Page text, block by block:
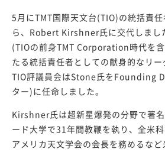
5月にTMT国際天文台(TIO)の統括責
ら、Robert Kirshner氏に交代しまし
(TIOの前身TMT Corporation時代を
たる統括責任者としての献身的なリー
TIO評議員会はStone氏をFounding
ター)に任命しました。
Kirshner氏は超新星爆発の分野で著
ード大学で31年間教鞭を執り、全米科
アメリカ天文学会の会長を務めるな